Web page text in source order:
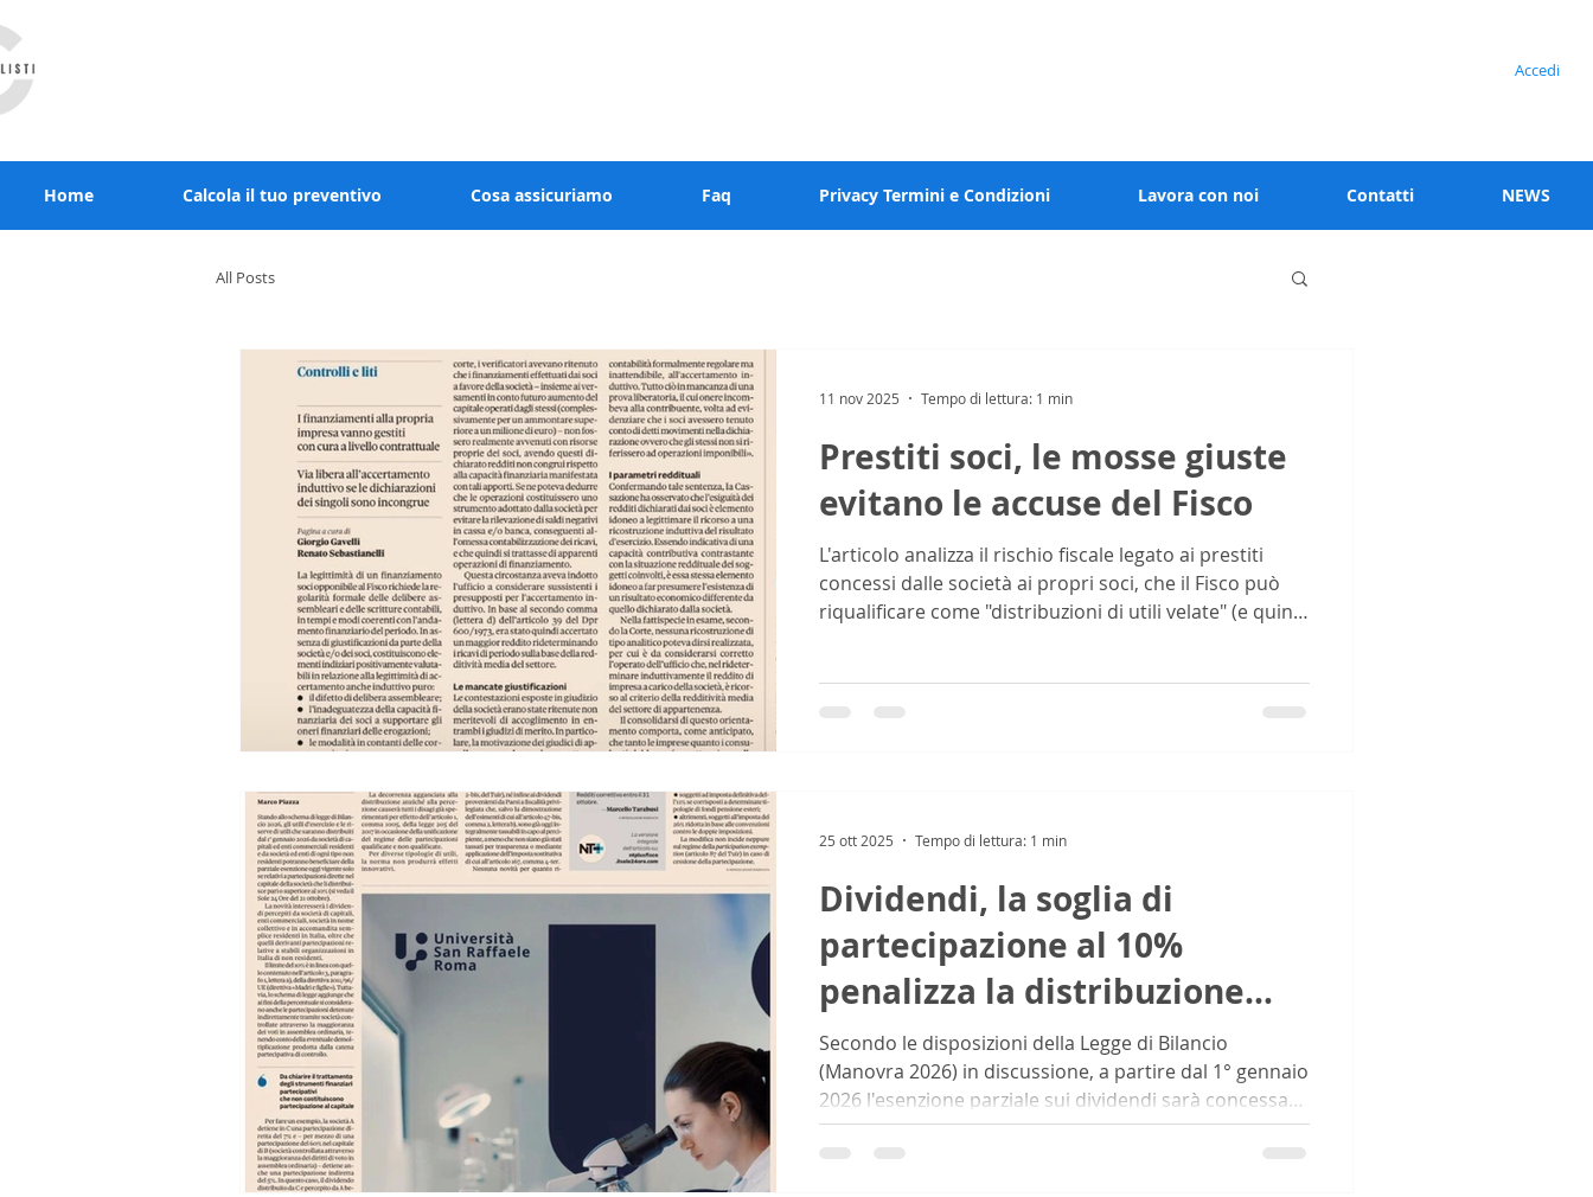
Accedi
Home Calcola il tuo preventivo Cosa assicuriamo Faq Privacy Termini e Condizioni Lavora con noi Contatti NEWS
All Posts
Prestiti soci, le mosse giuste
evitano le accuse del Fisco
L'articolo analizza il rischio fiscale legato ai prestiti
concessi dalle società ai propri soci, che il Fisco può
riqualificare come "distribuzioni di utili velate" (e quindi
11 nov 2025 Tempo di lettura: 1 min
Dividendi, la soglia di
partecipazione al 10%
penalizza la distribuzione
alle società residenti
Secondo le disposizioni della Legge di Bilancio
(Manovra 2026) in discussione, a partire dal 1° gennaio
2026 l'esenzione parziale sui dividendi sarà concessa
alle società residenti in Italia solo se la partecipazione
25 ott 2025 Tempo di lettura: 1 min